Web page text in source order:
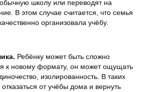
школу или переводят на
В этом случае считается, что семья
организовала учёбу.
Ребёнку может быть сложно
к новому формату, он может ощущать
изолированность. В таких
от учёбы дома и вернуть